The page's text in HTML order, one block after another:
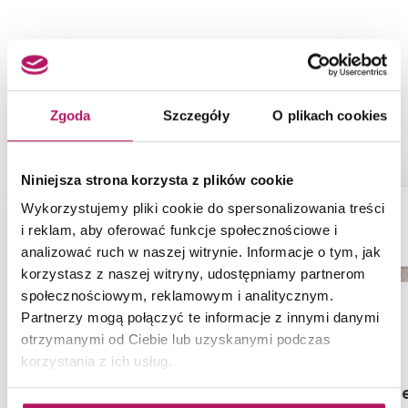
Zgoda Szczegóły O plikach cookies
Niniejsza strona korzysta z plików cookie
Wykorzystujemy pliki cookie do spersonalizowania treści
i reklam, aby oferować funkcje społecznościowe i
analizować ruch w naszej witrynie. Informacje o tym, jak
korzystasz z naszej witryny, udostępniamy partnerom
społecznościowym, reklamowym i analitycznym.
Partnerzy mogą połączyć te informacje z innymi danymi
otrzymanymi od Ciebie lub uzyskanymi podczas
korzystania z ich usług.
NASZE PROPOZYCJE ZAMIAST
PRODUKTU NOWA GALA TREND
STONE TS 01 C-N-TS 01
Paradyż Arctic Storm
Nowa Gala